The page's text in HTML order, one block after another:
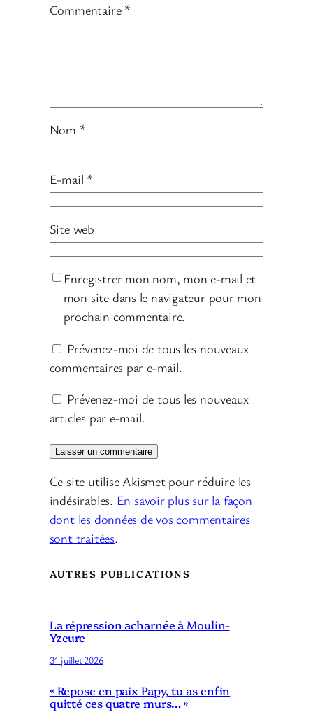
Commentaire *
Nom *
E-mail *
Site web
Enregistrer mon nom, mon e-mail et
mon site dans le navigateur pour mon
prochain commentaire.
Prévenez-moi de tous les nouveaux
commentaires par e-mail.
Prévenez-moi de tous les nouveaux
articles par e-mail.
Ce site utilise Akismet pour réduire les
indésirables. En savoir plus sur la façon
dont les données de vos commentaires
sont traitées.
AUTRES PUBLICATIONS
La répression acharnée à Moulin-
Yzeure
31 juillet 2026
« Repose en paix Papy, tu as enfin
quitté ces quatre murs… »